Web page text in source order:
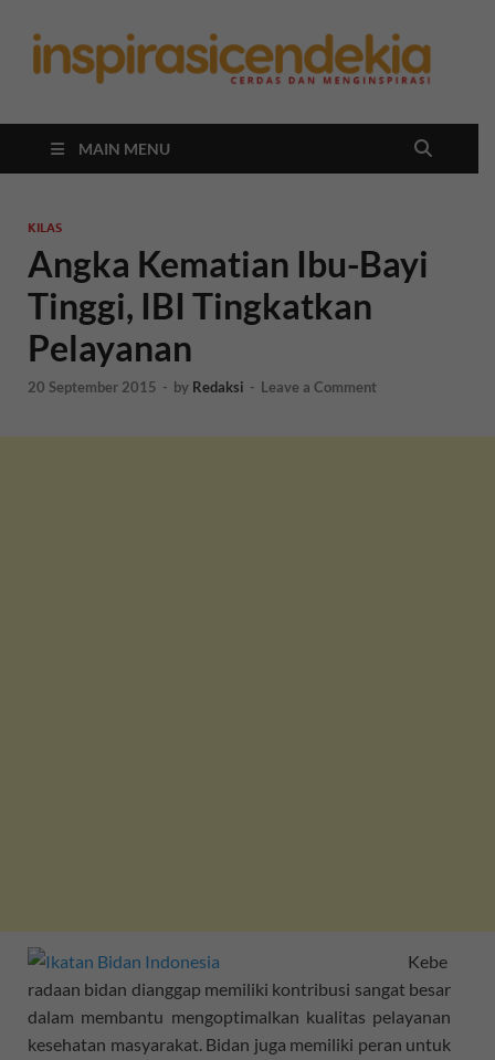
MAIN MENU
KILAS
Angka Kematian Ibu-Bayi
Tinggi, IBI Tingkatkan
Pelayanan
20 September 2015 - by Redaksi - Leave a Comment
Kebe
radaan bidan dianggap memiliki kontribusi sangat besar
dalam membantu mengoptimalkan kualitas pelayanan
kesehatan masyarakat. Bidan juga memiliki peran untuk